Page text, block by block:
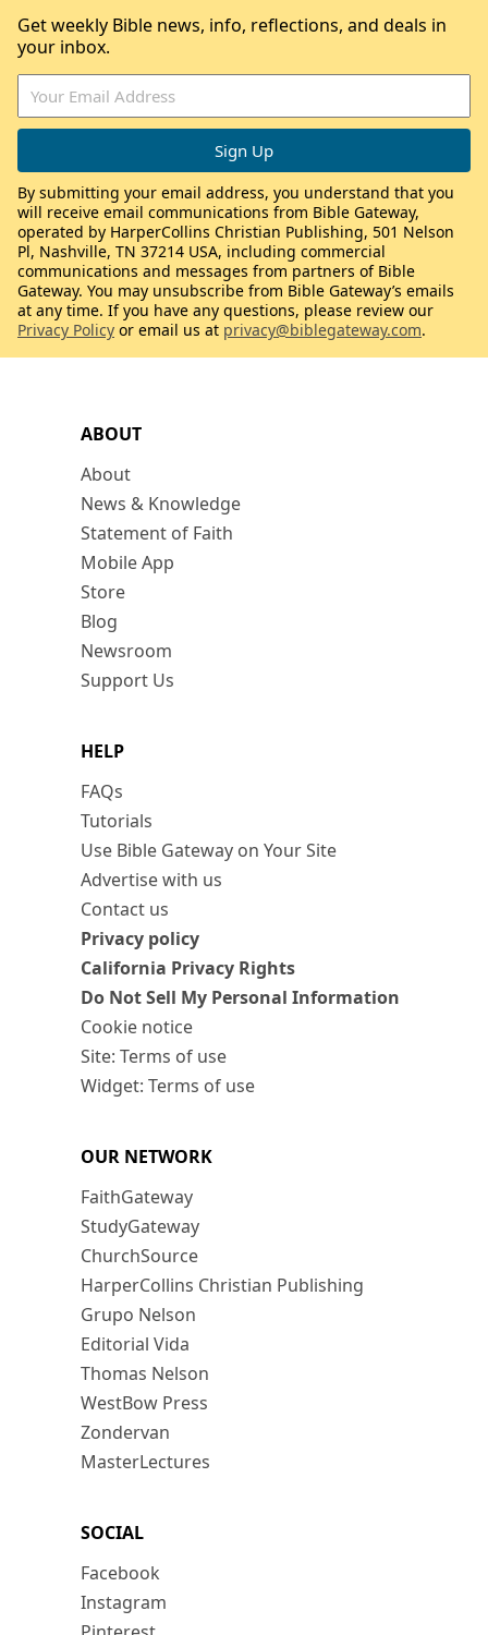
ABOUT
About
News & Knowledge
Statement of Faith
Mobile App
Store
Blog
Newsroom
Support Us
HELP
FAQs
Tutorials
Use Bible Gateway on Your Site
Advertise with us
Contact us
Privacy policy
California Privacy Rights
Do Not Sell My Personal Information
Cookie notice
Site: Terms of use
Widget: Terms of use
OUR NETWORK
FaithGateway
StudyGateway
ChurchSource
HarperCollins Christian Publishing
Grupo Nelson
Editorial Vida
Thomas Nelson
WestBow Press
Zondervan
MasterLectures
SOCIAL
Facebook
Instagram
Get weekly Bible news, info, reflections, and deals in
your inbox.
By submitting your email address, you understand that you
will receive email communications from Bible Gateway,
operated by HarperCollins Christian Publishing, 501 Nelson
Pl, Nashville, TN 37214 USA, including commercial
communications and messages from partners of Bible
Gateway. You may unsubscribe from Bible Gateway’s emails
at any time. If you have any questions, please review our
Privacy Policy or email us at privacy@biblegateway.com.